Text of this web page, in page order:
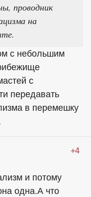
проводник
на
с небольшим
с
передавать
в перемешку
+4
и потому
одна.А что